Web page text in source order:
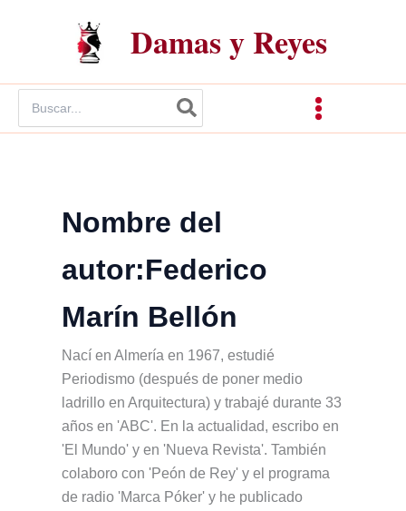
Damas y Reyes
por:
Nombre del
autor:Federico
Marín Bellón
Nací en Almería en 1967, estudié
Periodismo (después de poner medio
ladrillo en Arquitectura) y trabajé durante 33
años en 'ABC'. En la actualidad, escribo en
'El Mundo' y en 'Nueva Revista'. También
colaboro con 'Peón de Rey' y el programa
de radio 'Marca Póker' y he publicado